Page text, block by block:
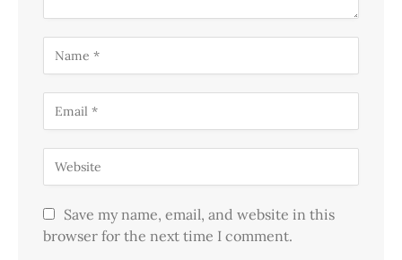
Save my name, email, and website in this
browser for the next time I comment.